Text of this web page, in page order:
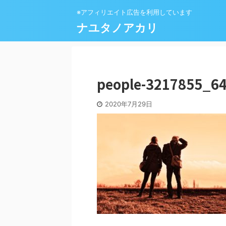
※アフィリエイト広告を利用しています
ナユタノアカリ
people-
2020年7月29日